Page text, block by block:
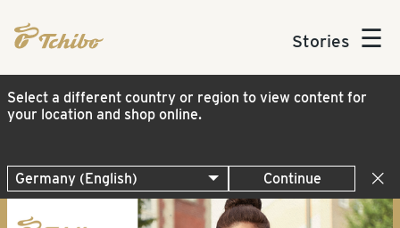
Stories ☰
Select a different country or region to view content for
your location and shop online.
Continue